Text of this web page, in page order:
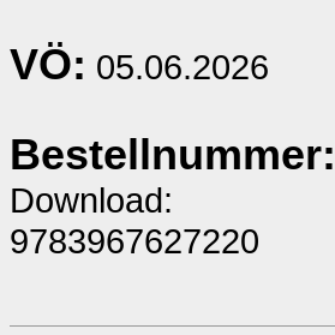
VÖ: 05.06.2026
Bestellnummer:
Download:
9783967627220